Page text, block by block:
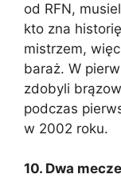
od RFN,
kto zna
mistrzem,
baraż. W
zdobyli
podczas
w 2002 roku.
10. Dwa